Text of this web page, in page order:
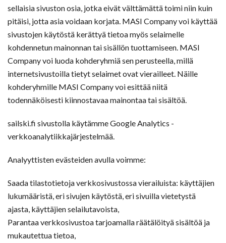
sellaisia sivuston osia, jotka eivät välttämättä toimi niin kuin
pitäisi, jotta asia voidaan korjata. MASI Company voi käyttää
sivustojen käytöstä kerättyä tietoa myös selaimelle
kohdennetun mainonnan tai sisällön tuottamiseen. MASI
Company voi luoda kohderyhmiä sen perusteella, millä
internetsivustoilla tietyt selaimet ovat vierailleet. Näille
kohderyhmille MASI Company voi esittää niitä
todennäköisesti kiinnostavaa mainontaa tai sisältöä.
sailski.fi sivustolla käytämme Google Analytics -
verkkoanalytiikkajärjestelmää.
Analyyttisten evästeiden avulla voimme:
Saada tilastotietoja verkkosivustossa vierailuista: käyttäjien
lukumääristä, eri sivujen käytöstä, eri sivuilla vietetystä
ajasta, käyttäjien selailutavoista,
Parantaa verkkosivustoa tarjoamalla räätälöityä sisältöä ja
mukautettua tietoa,